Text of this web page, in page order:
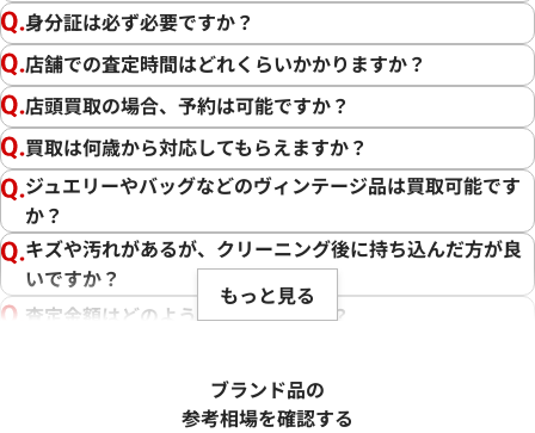
身分証は必ず必要ですか？
店舗での査定時間はどれくらいかかりますか？
店頭買取の場合、予約は可能ですか？
買取は何歳から対応してもらえますか？
ジュエリーやバッグなどのヴィンテージ品は買取可能です
か？
キズや汚れがあるが、クリーニング後に持ち込んだ方が良
いですか？
査定金額はどのように決まりますか？
売却するか悩んでいるのですが、査定だけお願いできます
もっと見る
ブランド品の
参考相場を確認する